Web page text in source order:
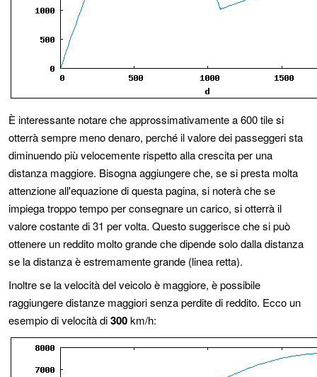
È interessante notare che approssimativamente a 600 tile si
otterrà sempre meno denaro, perché il valore dei passeggeri sta
diminuendo più velocemente rispetto alla crescita per una
distanza maggiore. Bisogna aggiungere che, se si presta molta
attenzione all'equazione di questa pagina, si noterà che se
impiega troppo tempo per consegnare un carico, si otterrà il
valore costante di 31 per volta. Questo suggerisce che si può
ottenere un reddito molto grande che dipende solo dalla distanza
se la distanza è estremamente grande (linea retta).
Inoltre se la velocità del veicolo è maggiore, è possibile
raggiungere distanze maggiori senza perdite di reddito. Ecco un
esempio di velocità di300km/h: